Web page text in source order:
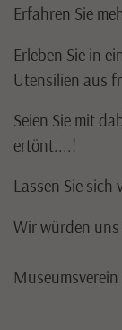
Erfahren Sie
Erleben Sie in
Utensilien aus
Seien Sie mit
ertönt....!
Lassen Sie
Wir würden